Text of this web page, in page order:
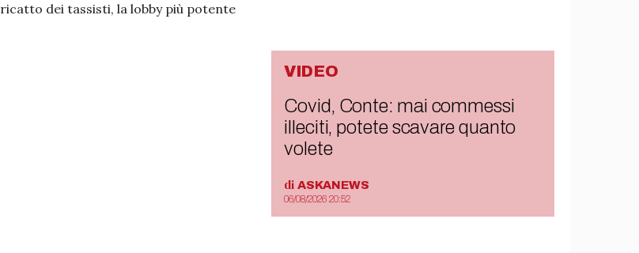
dei tassisti, la lobby più potente
VIDEO
Covid, Conte: mai commessi
illeciti, potete scavare quanto
volete
di ASKANEWS
06/08/2026 20:52